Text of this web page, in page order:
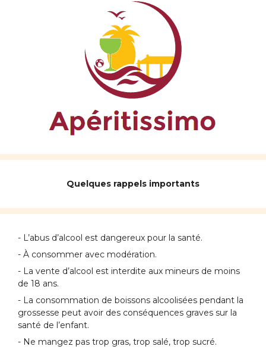
Quelques rappels importants
- L’abus d’alcool est dangereux pour la santé.
- À consommer avec modération.
- La vente d’alcool est interdite aux mineurs de moins
de 18 ans.
- La consommation de boissons alcoolisées pendant la
grossesse peut avoir des conséquences graves sur la
santé de l’enfant.
- Ne mangez pas trop gras, trop salé, trop sucré.